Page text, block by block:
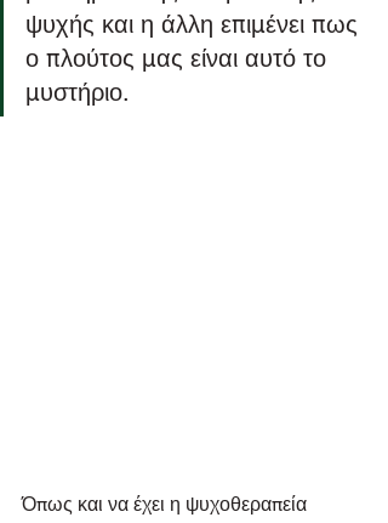
ψυχής και η άλλη επιμένει πως
ο πλούτος μας είναι αυτό το
μυστήριο.
Όπως και να έχει η ψυχοθεραπεία